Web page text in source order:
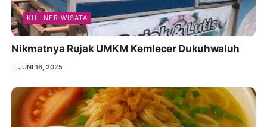
KULINER WISATA
Nikmatnya Rujak UMKM Kemlecer Dukuhwaluh
JUNI 16, 2025